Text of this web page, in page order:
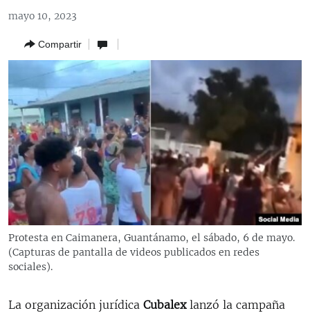
navegación
principal
la
búsqueda
SOBRE CUBA
DEPORTES
ARTE Y ENTRETENIMIENTO
OPINIÓN GRÁFICA
AUDIOVISUALES MARTÍ
RADIO MARTÍ
ESPECIALES
ESPECIALES
LA REALIDAD DE LA VIVIENDA EN CUBA
SER VIEJO EN CUBA
LOS SANTOS DE HIALEAH
MULTIMEDIA
EDITORIALES
SÍGUENOS
mayo 10, 2023
Compartir
Protesta en Caimanera, Guantánamo, el sábado, 6 de mayo.
(Capturas de pantalla de videos publicados en redes
sociales).
La organización jurídica Cubalex lanzó la campaña